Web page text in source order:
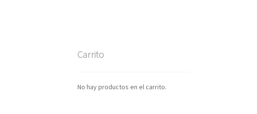
Carrito
No hay productos en el carrito.